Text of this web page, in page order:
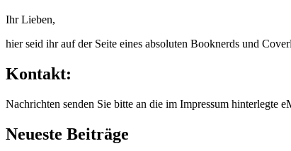
Ihr Lieben,
hier seid ihr auf der Seite eines absoluten Booknerds und
Kontakt:
Nachrichten senden Sie bitte an die im Impressum hinterlegte
Neueste Beiträge